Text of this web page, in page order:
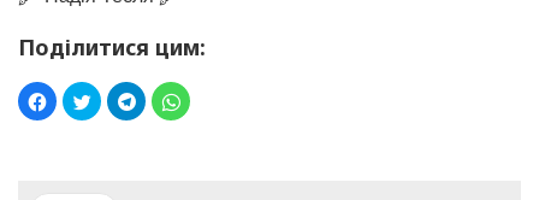
Поділитися цим: